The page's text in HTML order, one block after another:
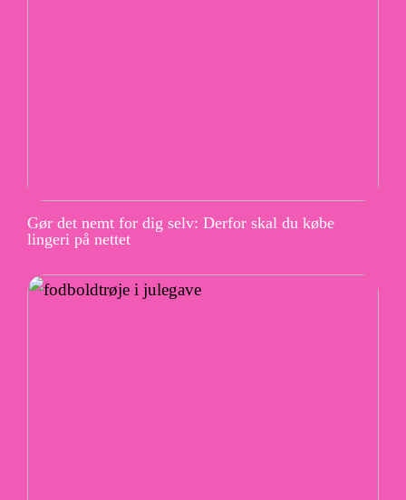
Gør det nemt for dig selv: Derfor skal du købe
lingeri på nettet